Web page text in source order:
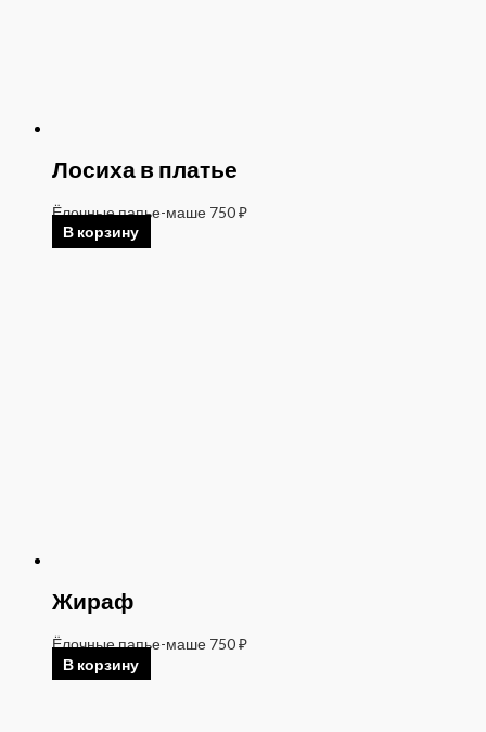
Лосиха в платье
Ёлочные папье-маше 750₽
В корзину
Жираф
Ёлочные папье-маше 750₽
В корзину